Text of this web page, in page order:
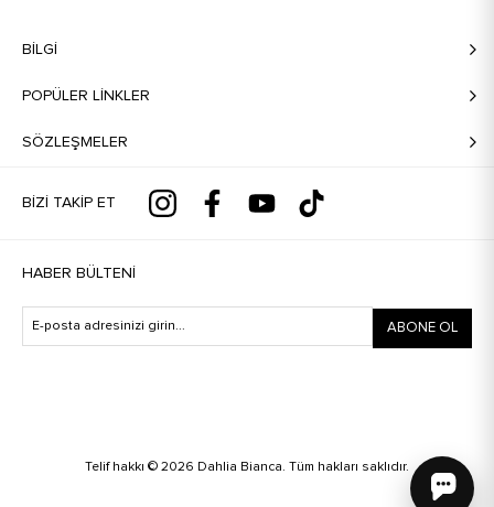
BILGI
POPÜLER LİNKLER
SÖZLEŞMELER
BIZI TAKIP ET
HABER BÜLTENI
ABONE OL
Telif hakkı © 2026 Dahlia Bianca. Tüm hakları saklıdır.